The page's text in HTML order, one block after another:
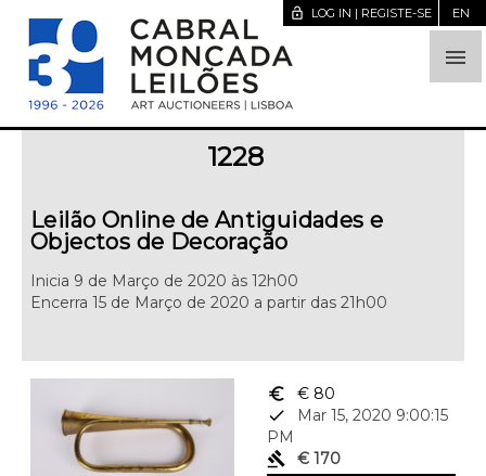

lock_open LOG IN | REGISTE-SE EN
1228
Leilão Online de Antiguidades e
Objectos de Decoração
Inicia 9 de Março de 2020 às 12h00
Encerra 15 de Março de 2020 a partir das 21h00
euro_symbol
€ 80
done
Mar 15, 2020 9:00:15
PM
gavel
€ 170